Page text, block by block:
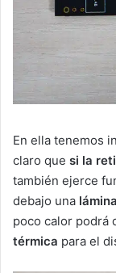
En ella tenemos
claro que si la
también ejerce
debajo una
poco calor podrá
térmica para el